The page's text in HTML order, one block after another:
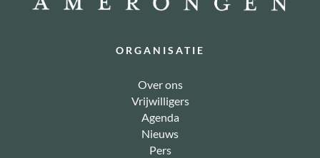
ORGANISATIE
Over ons
Vrijwilligers
Agenda
Nieuws
Pers